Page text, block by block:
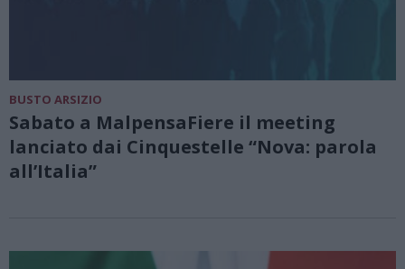
BUSTO ARSIZIO
Sabato a MalpensaFiere il meeting
lanciato dai Cinquestelle “Nova: parola
all’Italia”